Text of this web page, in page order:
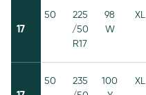
17
50
225
/50
R17
98
W
XL
50
235
100
XL